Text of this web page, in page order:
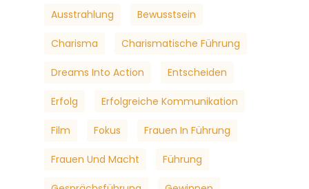
Ausstrahlung Bewusstsein
Charisma Charismatische Führung
Dreams Into Action Entscheiden
Erfolg Erfolgreiche Kommunikation
Film Fokus Frauen In Führung
Frauen Und Macht Führung